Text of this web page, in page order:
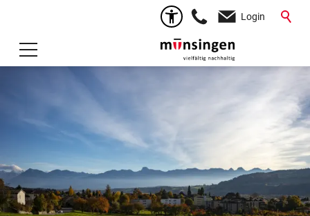
Login